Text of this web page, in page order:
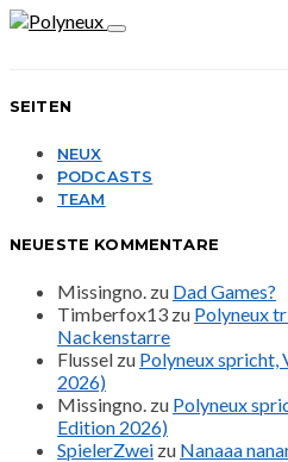
SEITEN
NEUX
PODCASTS
TEAM
NEUESTE KOMMENTARE
Missingno. zu Dad Games?
Timberfox13 zu Polyneux
Nackenstarre
Flussel zu Polyneux
2026)
Missingno. zu Polyneux
Edition 2026)
SpielerZwei zu Nanaaa